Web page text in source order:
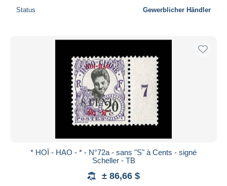
Status Gewerblicher Händler
* HOÏ - HAO - * - N°72a - sans "S" à Cents - signé
Scheller - TB
± 86,66 $